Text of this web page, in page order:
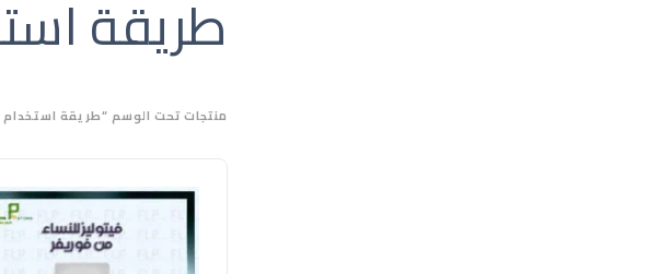
طريقة
منتجات تحت الوسم “طريقة استخدام